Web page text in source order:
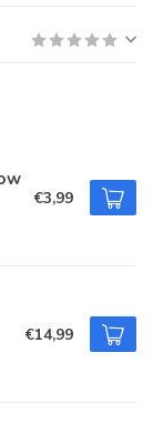
€3,99
€14,99